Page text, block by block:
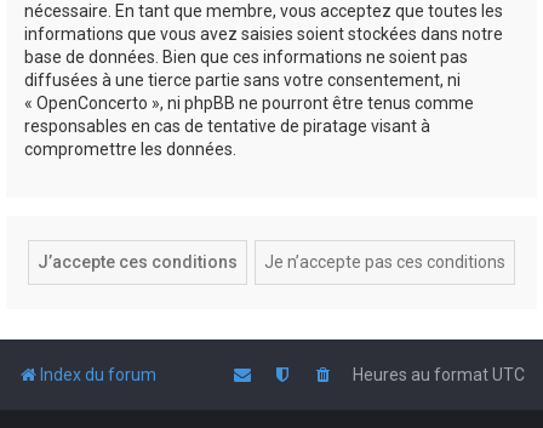
nécessaire. En tant que membre, vous acceptez que toutes les
informations que vous avez saisies soient stockées dans notre
base de données. Bien que ces informations ne soient pas
diffusées à une tierce partie sans votre consentement, ni
« OpenConcerto », ni phpBB ne pourront être tenus comme
responsables en cas de tentative de piratage visant à
compromettre les données.
Index du forum Heures au formatUTC